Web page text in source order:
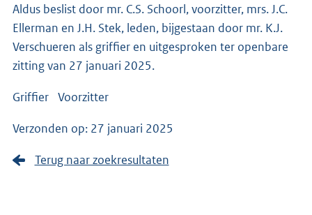
Aldus beslist door mr. C.S. Schoorl, voorzitter, mrs. J.C.
Ellerman en J.H. Stek, leden, bijgestaan door mr. K.J.
Verschueren als griffier en uitgesproken ter openbare
zitting van 27 januari 2025.
Griffier Voorzitter
Verzonden op: 27 januari 2025
Terug naar zoekresultaten